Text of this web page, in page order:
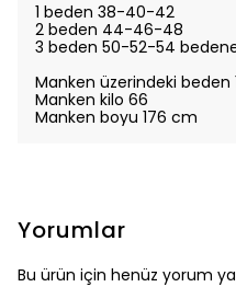
1 beden 38-40-42
2 beden 44-46-48
3 beden 50-52-54
Manken üzerindeki beden
Manken kilo 66
Manken boyu 176 cm
Yorumlar
Bu ürün için henüz yorum